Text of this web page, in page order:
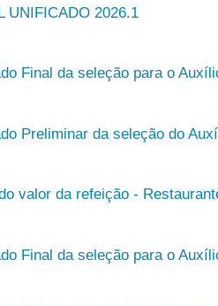
UNIFICADO 2026.1
Final da seleção para o
Preliminar da seleção do
valor da refeição -
Final da seleção para o